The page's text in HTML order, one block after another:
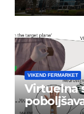
VIKEND FERMARKET
Virtuelna